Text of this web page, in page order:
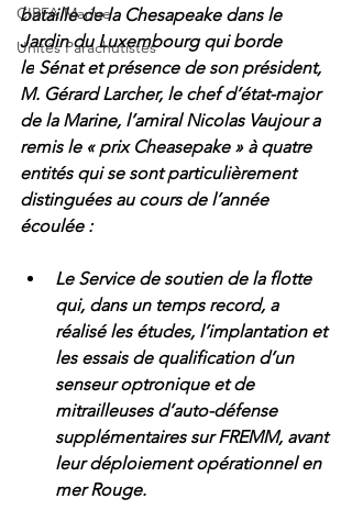
CIRFA Marine
Unités Parachutistes
bataille de la Chesapeake dans le
Jardin du Luxembourg qui borde
le Sénat et présence de son président,
M. Gérard Larcher, le chef d’état-major
de la Marine, l’amiral Nicolas Vaujour a
remis le « prix Cheasepake » à quatre
entités qui se sont particulièrement
distinguées au cours de l’année
écoulée :
Le Service de soutien de la flotte
qui, dans un temps record, a
réalisé les études, l’implantation et
les essais de qualification d’un
senseur optronique et de
mitrailleuses d’auto-défense
supplémentaires sur FREMM, avant
leur déploiement opérationnel en
mer Rouge.